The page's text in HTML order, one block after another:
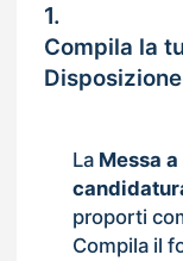
1.
Compila la
La Messa
proporti
Compila il